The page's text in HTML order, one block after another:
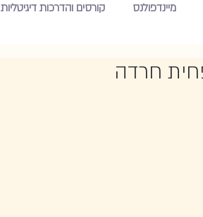
מיינדפולנס קורסים והדרכות דיגיטליות